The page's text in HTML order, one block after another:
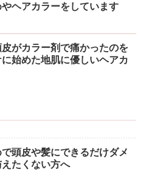
ヘアカラーをしています
皮がカラー剤で痛かったのを
始めた地肌に優しいヘアカ
頭皮や髪にできるだけダメ
たくない方へ